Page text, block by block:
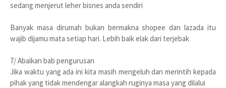
sedang menjerut leher bisnes anda sendiri
Banyak masa dirumah bukan bermakna shopee dan lazada itu
wajib dijamu mata setiap hari. Lebih baik elak dari terjebak
7/ Abaikan bab pengurusan
Jika waktu yang ada ini kita masih mengeluh dan merintih kepada
pihak yang tidak mendengar alangkah ruginya masa yang dilalui